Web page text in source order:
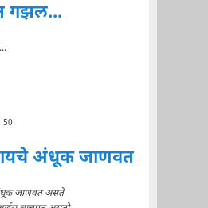
गझल...
अंधूक जाणवत
जाणवत असते